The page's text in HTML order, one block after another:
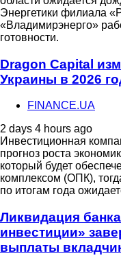
Энергетики филиала
«Владимирэнерго»
готовности.
Dragon Capital
Украины в 2026
FINANCE.UA
2 days 4 hours ago
Инвестиционная
прогноз роста
который будет
комплексом (ОПК),
по итогам года
Ликвидация
инвестиции»
выплаты